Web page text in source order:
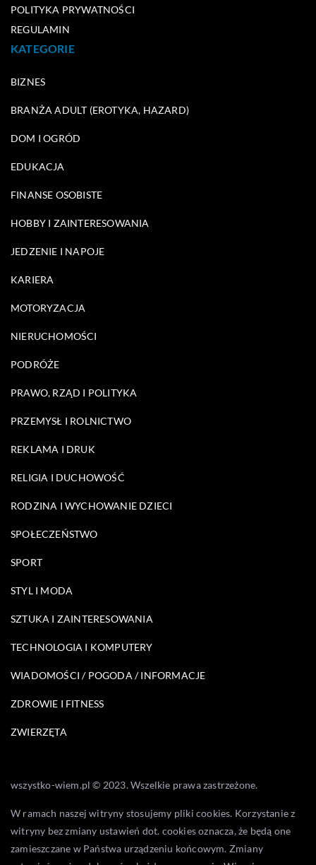
POLITYKA PRYWATNOŚCI
REGULAMIN
KATEGORIE
BIZNES
BRANŻA ADULT (EROTYKA, HAZARD)
DOM I OGRÓD
EDUKACJA
FINANSE OSOBISTE
HOBBY I ZAINTERESOWANIA
JEDZENIE I NAPOJE
KARIERA
MOTORYZACJA
NIERUCHOMOŚCI
PODRÓŻE
PRAWO, RZĄD I POLITYKA
PRZEMYSŁ I ROLNICTWO
REKLAMA I DRUK
RELIGIA I DUCHOWOŚĆ
RODZINA I WYCHOWANIE DZIECI
SPOŁECZEŃSTWO
SPORT
STYL I MODA
SZTUKA I ZAINTERESOWANIA
TECHNOLOGIA I KOMPUTERY
WIADOMOŚCI / POGODA / INFORMACJE
ZDROWIE I FITNESS
ZWIERZĘTA
wszystko-wiem.pl © 2023. Wszelkie prawa zastrzeżone.
W ramach naszej witryny stosujemy pliki cookies. Korzystanie z
witryny bez zmiany ustawień dot. cookies oznacza, że będą one
zamieszczane w Państwa urządzeniu końcowym. Zmiany